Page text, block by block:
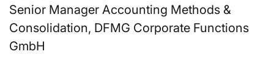
Senior Manager Accounting Methods &
Consolidation, DFMG Corporate Functions
GmbH